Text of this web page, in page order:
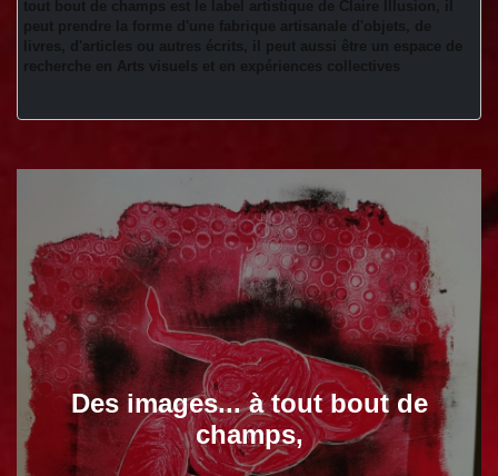
tout bout de champs est le label artistique de Claire Illusion, il
peut prendre la forme d'une fabrique artisanale d'objets, de
livres, d'articles ou autres écrits, il peut aussi être un espace de
recherche en Arts visuels et en expériences collectives
Des images... à tout bout de
champs,